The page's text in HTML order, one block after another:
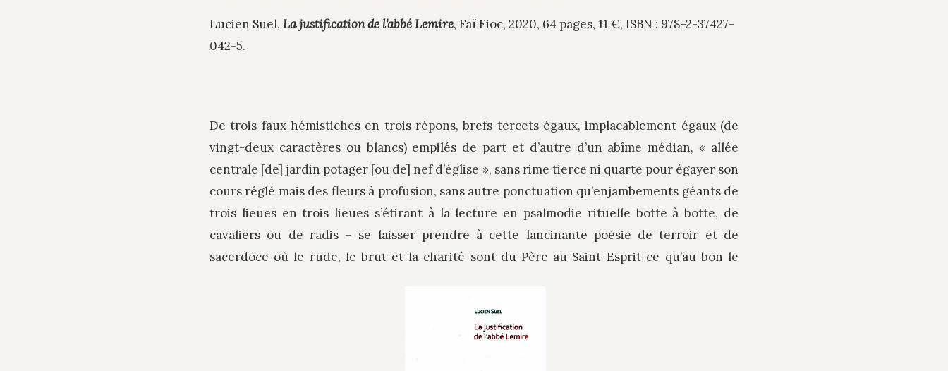
Lucien Suel, La justification de l’abbé Lemire, Faï Fioc, 2020, 64 pages, 11 €, ISBN : 978-2-37427-
042-5.
De trois faux hémistiches en trois répons, brefs tercets égaux, implacablement égaux (de
vingt-deux caractères ou blancs) empilés de part et d’autre d’un abîme médian, « allée
centrale [de] jardin potager [ou de] nef d’église », sans rime tierce ni quarte pour égayer son
cours réglé mais des fleurs à profusion, sans autre ponctuation qu’enjambements géants de
trois lieues en trois lieues s’étirant à la lecture en psalmodie rituelle botte à botte, de
cavaliers ou de radis – se laisser prendre à cette lancinante poésie de terroir et de
sacerdoce où le rude, le brut et la charité sont du Père au Saint-Esprit ce qu’au bon le